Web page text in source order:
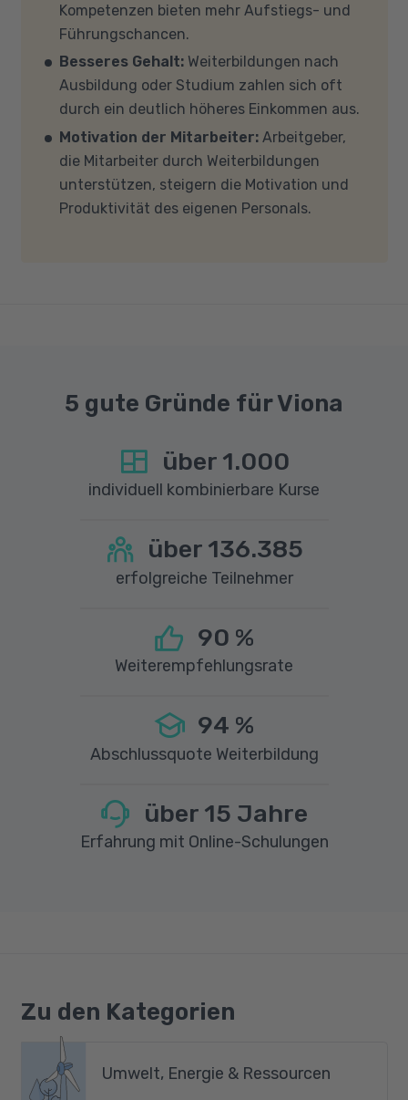
mit Windows 10 oder Windows 11, mindestens 8
GB Arbeitsspeicher (RAM) und einem aktuellen
Mehrkern-Prozessor (CPU). Der Unterricht
findet in Microsoft Teams statt. Bitte achten
Sie darauf, dass Ihre Sicherheitsprogramme
und -einstellungen (Anti-Viren-Programme,
Firewalls etc.) die Verbindung mit MS Teams
nicht blockieren. Bitte beachten Sie außerdem,
dass für eine reibungslose Übertragung eine
Kompetenzen bieten mehr Aufstiegs- und
Führungschancen.
Besseres Gehalt: Weiterbildungen nach
Ausbildung oder Studium zahlen sich oft
durch ein deutlich höheres Einkommen aus.
Motivation der Mitarbeiter: Arbeitgeber,
die Mitarbeiter durch Weiterbildungen
unterstützen, steigern die Motivation und
Produktivität des eigenen Personals.
5 gute Gründe für Viona
über 1.000
individuell kombinierbare Kurse
über 136.385
erfolgreiche Teilnehmer
90 %
Weiterempfehlungsrate
94 %
Abschlussquote Weiterbildung
über 15 Jahre
Erfahrung mit Online-Schulungen
Zu den Kategorien
Umwelt, Energie & Ressourcen